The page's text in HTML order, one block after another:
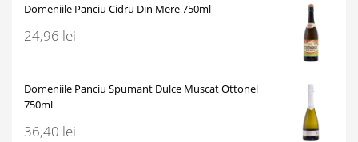
Domeniile Panciu Cidru Din Mere 750ml
24,96 lei
Domeniile Panciu Spumant Dulce Muscat Ottonel
750ml
36,40 lei